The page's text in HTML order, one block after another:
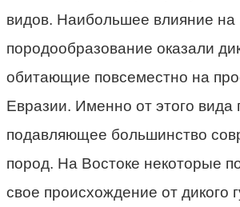
видов. Наибольшее влияние на
породообразование оказали
обитающие повсеместно на
Евразии. Именно от этого вида
подавляющее большинство
пород. На Востоке некоторые
свое происхождение от дикого